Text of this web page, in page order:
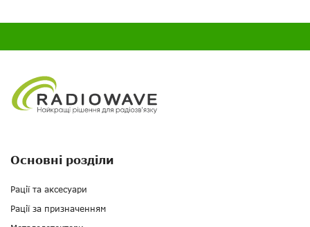
Основні розділи
Рації та аксесуари
Рації за призначенням